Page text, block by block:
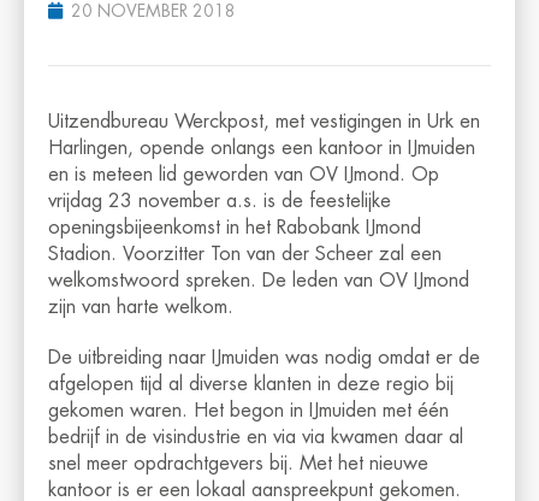
20 NOVEMBER 2018
Uitzendbureau Werckpost, met vestigingen in Urk en
Harlingen, opende onlangs een kantoor in IJmuiden
en is meteen lid geworden van OV IJmond. Op
vrijdag 23 november a.s. is de feestelijke
openingsbijeenkomst in het Rabobank IJmond
Stadion. Voorzitter Ton van der Scheer zal een
welkomstwoord spreken. De leden van OV IJmond
zijn van harte welkom.
De uitbreiding naar IJmuiden was nodig omdat er de
afgelopen tijd al diverse klanten in deze regio bij
gekomen waren. Het begon in IJmuiden met één
bedrijf in de visindustrie en via via kwamen daar al
snel meer opdrachtgevers bij. Met het nieuwe
kantoor is er een lokaal aanspreekpunt gekomen.